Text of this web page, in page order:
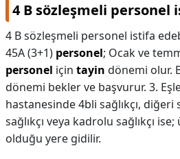
4 B sözleşmeli
4 B sözleşmeli personel istifa
45A (3+1) personel; Ocak ve
personel için tayin dönemi olur.
dönemi bekler ve başvurur. 3.
hastanesinde 4bli sağlıkçı, diğeri
sağlıkçı veya kadrolu sağlıkçı
olduğu yere gidilir.